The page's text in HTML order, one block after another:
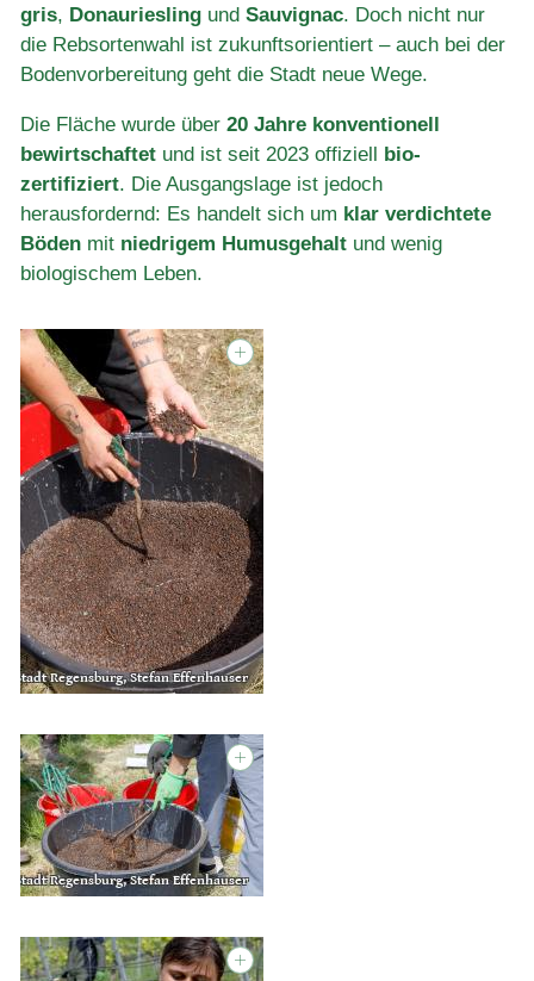
gris, Donauriesling und Sauvignac. Doch nicht nur
die Rebsortenwahl ist zukunftsorientiert – auch bei der
Bodenvorbereitung geht die Stadt neue Wege.
Die Fläche wurde über 20 Jahre konventionell
bewirtschaftet und ist seit 2023 offiziell
bio-
zertifiziert. Die Ausgangslage ist jedoch
herausfordernd: Es handelt sich um klar verdichtete
Böden mit niedrigem Humusgehalt und wenig
biologischem Leben.